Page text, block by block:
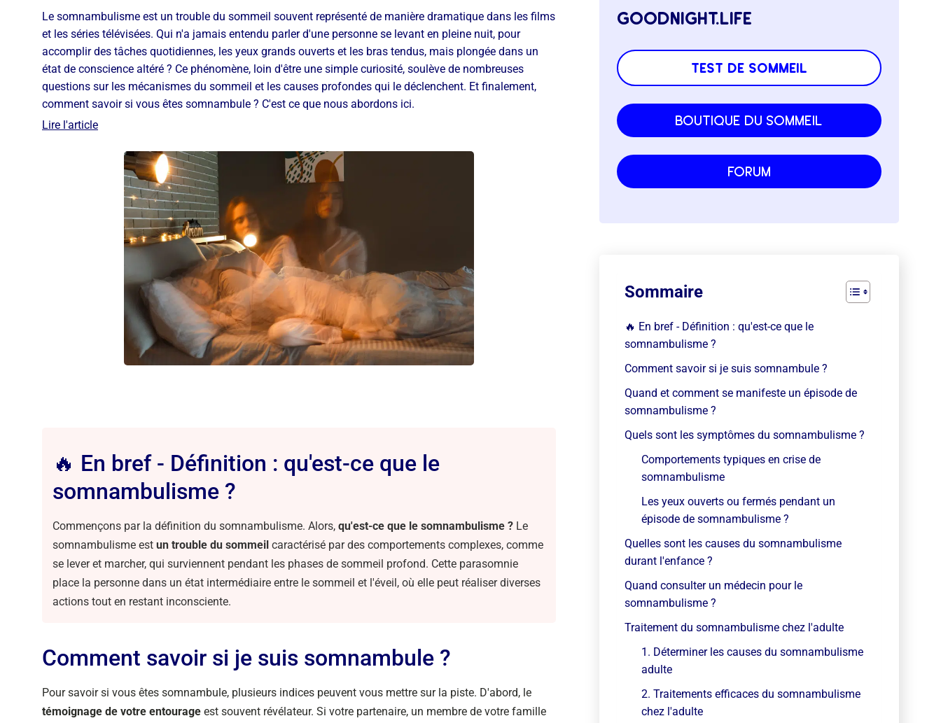
Le somnambulisme est un trouble du sommeil souvent représenté de manière dramatique dans les films
et les séries télévisées. Qui n'a jamais entendu parler d'une personne se levant en pleine nuit, pour
accomplir des tâches quotidiennes, les yeux grands ouverts et les bras tendus, mais plongée dans un
état de conscience altéré ? Ce phénomène, loin d'être une simple curiosité, soulève de nombreuses
questions sur les mécanismes du sommeil et les causes profondes qui le déclenchent. Et finalement,
comment savoir si vous êtes somnambule ? C'est ce que nous abordons ici.
Lire l'article
🔥 En bref - Définition : qu'est-ce que le
somnambulisme ?
Commençons par la définition du somnambulisme. Alors, qu'est-ce que le somnambulisme ? Le
somnambulisme est un trouble du sommeil caractérisé par des comportements complexes, comme
se lever et marcher, qui surviennent pendant les phases de sommeil profond. Cette parasomnie
place la personne dans un état intermédiaire entre le sommeil et l'éveil, où elle peut réaliser diverses
actions tout en restant inconsciente.
Comment savoir si je suis somnambule ?
Pour savoir si vous êtes somnambule, plusieurs indices peuvent vous mettre sur la piste. D'abord, le
témoignage de votre entourage est souvent révélateur. Si votre partenaire, un membre de votre famille
goodnight.life
test de sommeil
boutique du sommeil
forum
Sommaire
🔥 En bref - Définition : qu'est-ce que le
somnambulisme ?
Comment savoir si je suis somnambule ?
Quand et comment se manifeste un épisode de
somnambulisme ?
Quels sont les symptômes du somnambulisme ?
Comportements typiques en crise de
somnambulisme
Les yeux ouverts ou fermés pendant un
épisode de somnambulisme ?
Quelles sont les causes du somnambulisme
durant l'enfance ?
Quand consulter un médecin pour le
somnambulisme ?
Traitement du somnambulisme chez l'adulte
1. Déterminer les causes du somnambulisme
adulte
2. Traitements efficaces du somnambulisme
chez l'adulte